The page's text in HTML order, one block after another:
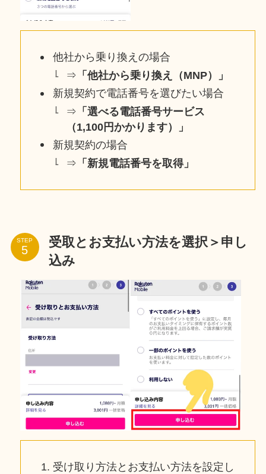
他社から乗り換えの場合
⇒ 「他社から乗り換え（MNP）」
新規契約で電話番号を選びたい場合
⇒ 「選べる電話番号サービス
（1,100円かかります）」
新規契約の場合
⇒ 「新規電話番号を取得」
STEP
受取とお支払い方法を選択＞申し
込み
受け取り方法とお支払い方法を設定し